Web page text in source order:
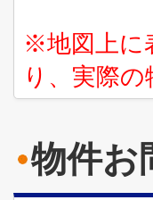
※地図上に
り、実際
物件お